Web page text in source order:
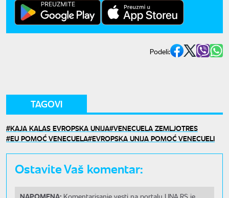
Podeli:
TAGOVI
KAJA KALAS EVROPSKA UNIJA VENECUELA ZEMLJOTRES
EU POMOĆ VENECUELA EVROPSKA UNIJA POMOĆ VENECUELI
Ostavite Vaš komentar:
NAPOMENA: Komentarisanje vesti na portalu UNA.RS je